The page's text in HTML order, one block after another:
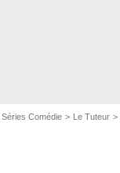
Séries Comédie Le Tuteur